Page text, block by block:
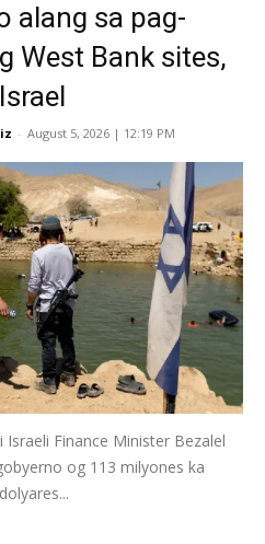
alang sa pag-
West Bank sites,
- August 5, 2026 | 12:19 PM
Israeli Finance Minister Bezalel
og 113 milyones ka